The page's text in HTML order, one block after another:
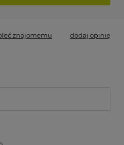
znajomemu
dodaj opinię